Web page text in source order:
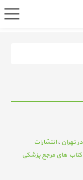
تهران ،انتشارات
کتاب های مرجع پزشکی